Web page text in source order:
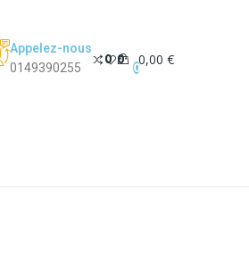
Appelez-nous
0149390255
0 0 0,00 €
0